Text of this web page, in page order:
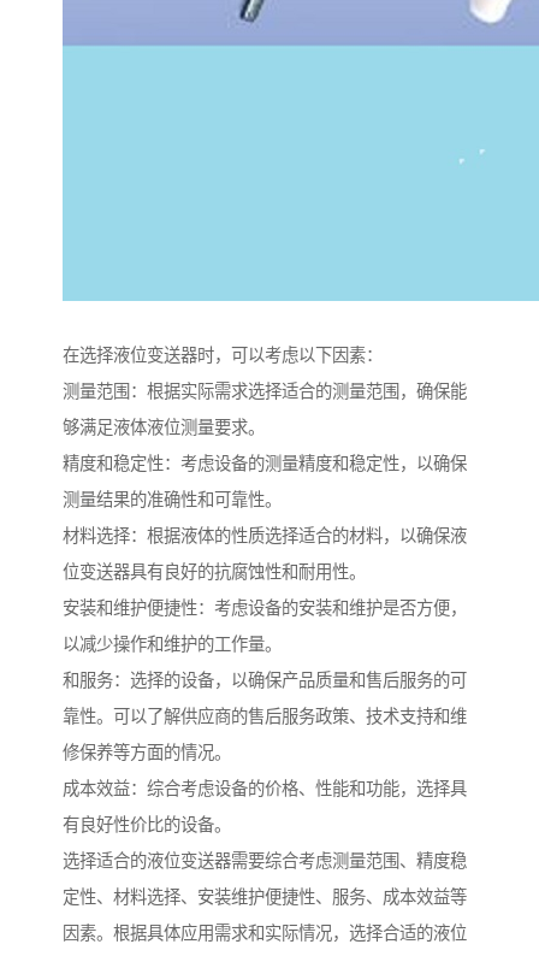
在选择液位变送器时，可以考虑以下因素：
测量范围：根据实际需求选择适合的测量范围，确保能
够满足液体液位测量要求。
精度和稳定性：考虑设备的测量精度和稳定性，以确保
测量结果的准确性和可靠性。
材料选择：根据液体的性质选择适合的材料，以确保液
位变送器具有良好的抗腐蚀性和耐用性。
安装和维护便捷性：考虑设备的安装和维护是否方便，
以减少操作和维护的工作量。
和服务：选择的设备，以确保产品质量和售后服务的可
靠性。可以了解供应商的售后服务政策、技术支持和维
修保养等方面的情况。
成本效益：综合考虑设备的价格、性能和功能，选择具
有良好性价比的设备。
选择适合的液位变送器需要综合考虑测量范围、精度稳
定性、材料选择、安装维护便捷性、服务、成本效益等
因素。根据具体应用需求和实际情况，选择合适的液位